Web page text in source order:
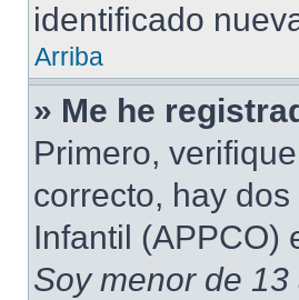
identificado
Arriba
» Me he
Primero,
correcto, hay
Infantil (APPCO)
Soy menor de 13